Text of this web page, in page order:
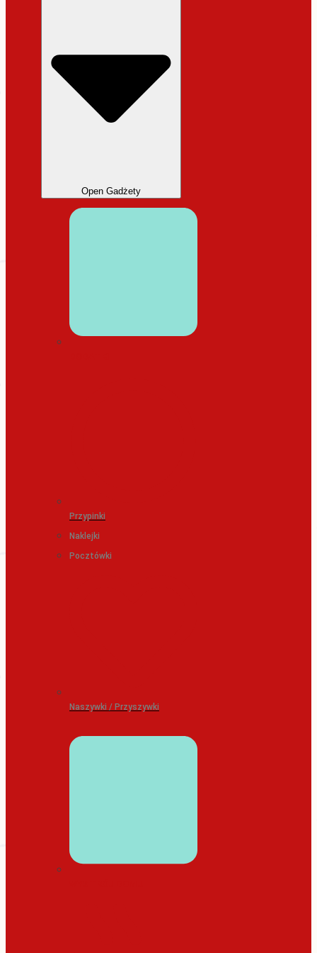
Open Gadżety
Przypinki
Naklejki
Pocztówki
Naszywki / Przyszywki